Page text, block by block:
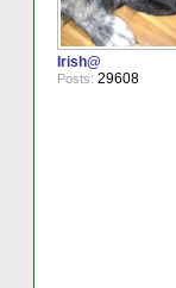
Irish@
Posts: 29608